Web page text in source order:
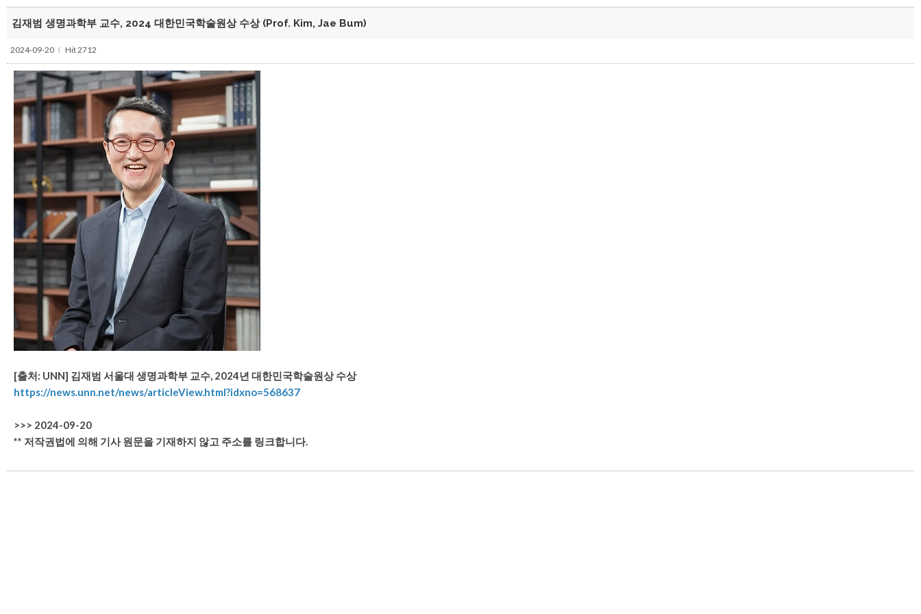
김재범 생명과학부 교수, 2024 대한민국학술원상 수상 (Prof. Kim, Jae Bum)
2024-09-20 l Hit 2712
[출처: UNN] 김재범 서울대 생명과학부 교수, 2024년 대한민국학술원상 수상
https://news.unn.net/news/articleView.html?idxno=568637
>>> 2024-09-20
** 저작권법에 의해 기사 원문을 기재하지 않고 주소를 링크합니다.